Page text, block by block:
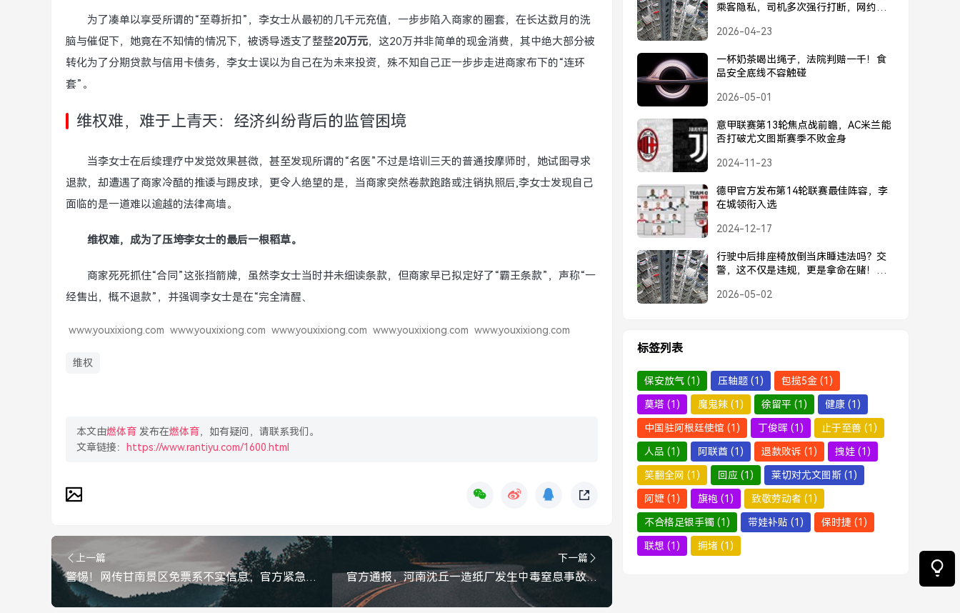
为了凑单以享受所谓的“至尊折扣”，李女士从最初的几千元充值，一步步陷入商家的圈套，在长达数月的洗
脑与催促下，她竟在不知情的情况下，被诱导透支了整整20万元，这20万并非简单的现金消费，其中绝大部分被
转化为了分期贷款与信用卡债务，李女士误以为自己在为未来投资，殊不知自己正一步步走进商家布下的“连环
套”。
维权难，难于上青天：经济纠纷背后的监管困境
当李女士在后续理疗中发觉效果甚微，甚至发现所谓的“名医”不过是培训三天的普通按摩师时，她试图寻求
退款，却遭遇了商家冷酷的推诿与踢皮球，更令人绝望的是，当商家突然卷款跑路或注销执照后,李女士发现自己
面临的是一道难以逾越的法律高墙。
维权难，成为了压垮李女士的最后一根稻草。
商家死死抓住“合同”这张挡箭牌，虽然李女士当时并未细读条款，但商家早已拟定好了“霸王条款”，声称“一
经售出，概不退款”，并强调李女士是在“完全清醒、
www.youxixiong.com www.youxixiong.com www.youxixiong.com www.youxixiong.com www.youxixiong.com
维权
本文由燃体育 发布在燃体育，如有疑问，请联系我们。
文章链接：
https://www.rantiyu.com/1600.html
上一篇
警惕！网传甘南景区免票系不实信息，官方紧急辟谣，官方辟谣，网传甘南景区免票系不实信息
下一篇
官方通报，河南沈丘一造纸厂发生中毒窒息事故，3人死亡，原因查明，河南沈丘一造纸厂发生中毒窒息事故致3人死亡，原因查明
乘客隐私，司机多次强行打断，网约车
强行打断
2026-04-23
一杯奶茶喝出绳子，法院判赔一千！食
品安全底线不容触碰
2026-05-01
意甲联赛第13轮焦点战前瞻，AC米兰能
否打破尤文图斯赛季不败金身
2024-11-23
德甲官方发布第14轮联赛最佳阵容，李
在城领衔入选
2024-12-17
行驶中后排座椅放倒当床睡违法吗？交
警，这不仅是违规，更是拿命在赌！行
警，这不仅是违规，更是拿命在赌！
2026-05-02
标签列表
保安放气 (1) 压轴题 (1) 包揽5金 (1)
莫塔 (1) 魔鬼辣 (1) 徐留平 (1) 健康 (1)
中国驻阿根廷使馆 (1) 丁俊晖 (1) 止于至善 (1)
人品 (1) 阿联酋 (1) 退款败诉 (1) 拽娃 (1)
笑翻全网 (1) 回应 (1) 莱切对尤文图斯 (1)
阿嬷 (1) 旗袍 (1) 致敬劳动者 (1)
不合格足银手镯 (1) 带娃补贴 (1) 保时捷 (1)
联想 (1) 拥堵 (1)